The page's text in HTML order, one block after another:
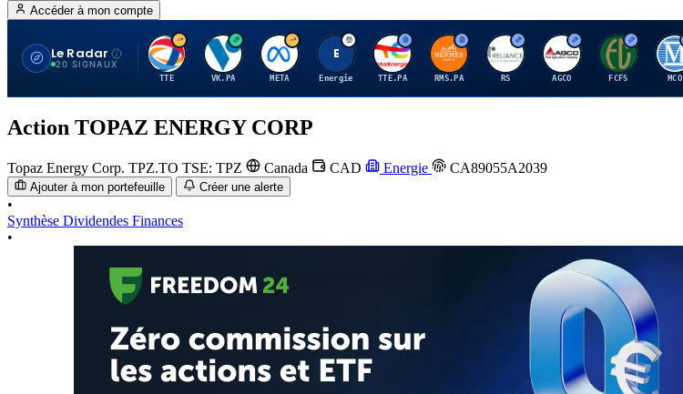
Accéder à mon compte
Le Radar
20 SIGNAUX
T
TTE
V
VK.PA
M
META
E
Energie
T
TTE.PA
H
RMS.PA
R
RS
A
AGCO
F
FCFS
M
MCO
Action TOPAZ ENERGY CORP
Topaz Energy Corp. TPZ.TO TSE: TPZ Canada CAD Energie CA89055A2039
Ajouter à mon portefeuille Créer une alerte
•
Synthèse Dividendes Finances
•